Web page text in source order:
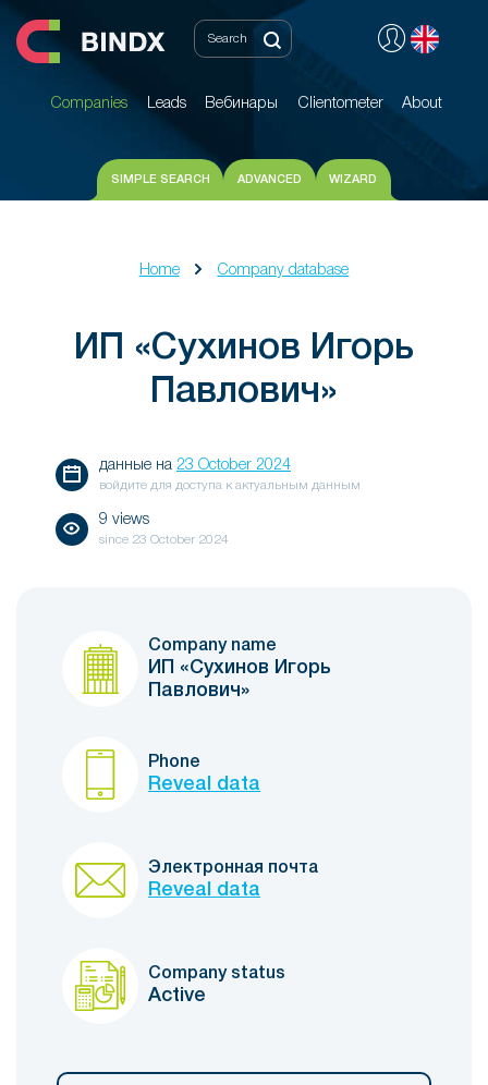
Companies Leads Вебинары Clientometer About
Companies Leads Вебинары Clientometer About
SIMPLE SEARCH ADVANCED WIZARD
Home Company database
ИП «Сухинов Игорь
Павлович»
данные на 23 October 2024
войдите для доступа к актуальным данным
9 views
since 23 October 2024
Company name
ИП «Сухинов Игорь
Павлович»
Phone
Reveal data
Электронная почта
Reveal data
Company status
Active